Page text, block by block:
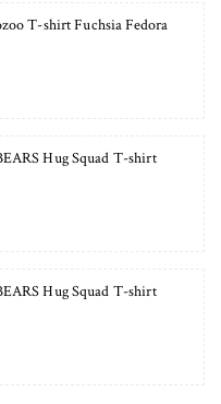
T-shirt Fuchsia Fedora
Hug Squad T-shirt
Hug Squad T-shirt